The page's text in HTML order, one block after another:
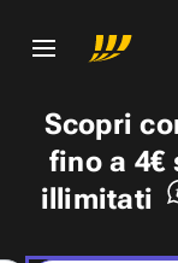
Scopri
fino a 4€
illimitati